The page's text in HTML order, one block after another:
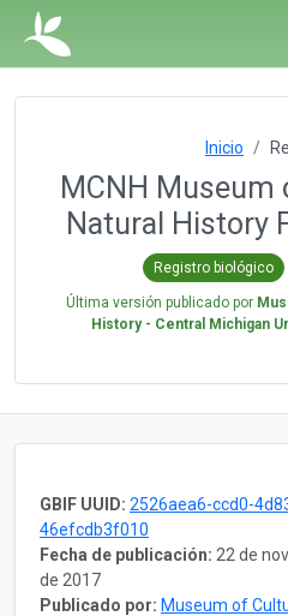
Inicio
MCNH Museum
Natural History
Registro biológico
Última versión publicado por
History - Central Michigan
GBIF UUID: 2526aea6-ccd0-
46efcdb3f010
Fecha de publicación: 22 de
de 2017
Publicado por: Museum of